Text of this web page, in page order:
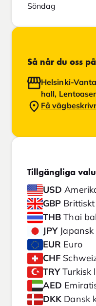
Söndag
Så når du oss på
Helsinki-
hall,
Få
Tillgängliga
USD
GBP
THBThai
JPY
EUR Euro
CHF
TRYTurkisk
AED
DKK Dansk